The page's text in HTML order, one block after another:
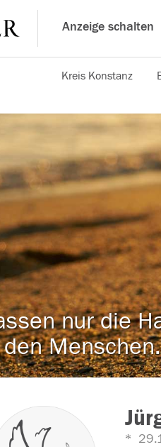
Anzeige schalten
Kreis Konstanz
nur die
Menschen.